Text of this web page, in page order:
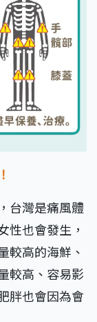
台灣是痛風體
性也會發生，
較高的海鮮、
較高、容易影
胖也會因為會